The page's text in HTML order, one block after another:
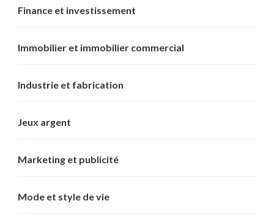
Finance et investissement
Immobilier et immobilier commercial
Industrie et fabrication
Jeux argent
Marketing et publicité
Mode et style de vie